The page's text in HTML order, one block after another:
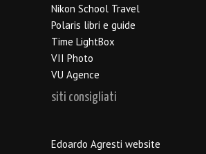
Nikon School Travel
Polaris libri e guide
Time LightBox
VII Photo
VU Agence
siti consigliati
Edoardo Agresti website